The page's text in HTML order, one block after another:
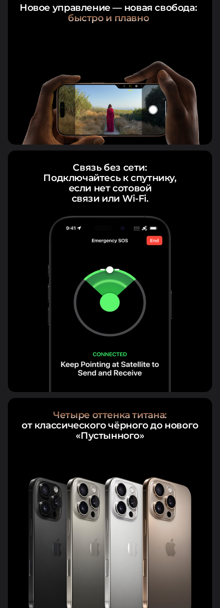
Новое управление — новая свобода:
быстро и плавно
Связь без сети:
Подключайтесь к спутнику,
если нет сотовой
связи или Wi-Fi.
Четыре оттенка титана:
от классического чёрного до нового
«Пустынного»